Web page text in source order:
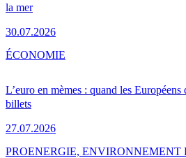
la mer
30.07.2026
L’euro en mèmes : quand les
billets
27.07.2026
ÉCONOMIE
PROENERGIE, ENVIRONNEMENT